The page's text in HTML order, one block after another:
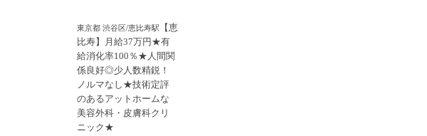
東京都 渋谷区/恵比寿駅
【恵
比寿】月給37万円★有
給消化率100％★人間関
係良好◎少人数精鋭！
ノルマなし★技術定評
のあるアットホームな
美容外科・皮膚科クリ
ニック★